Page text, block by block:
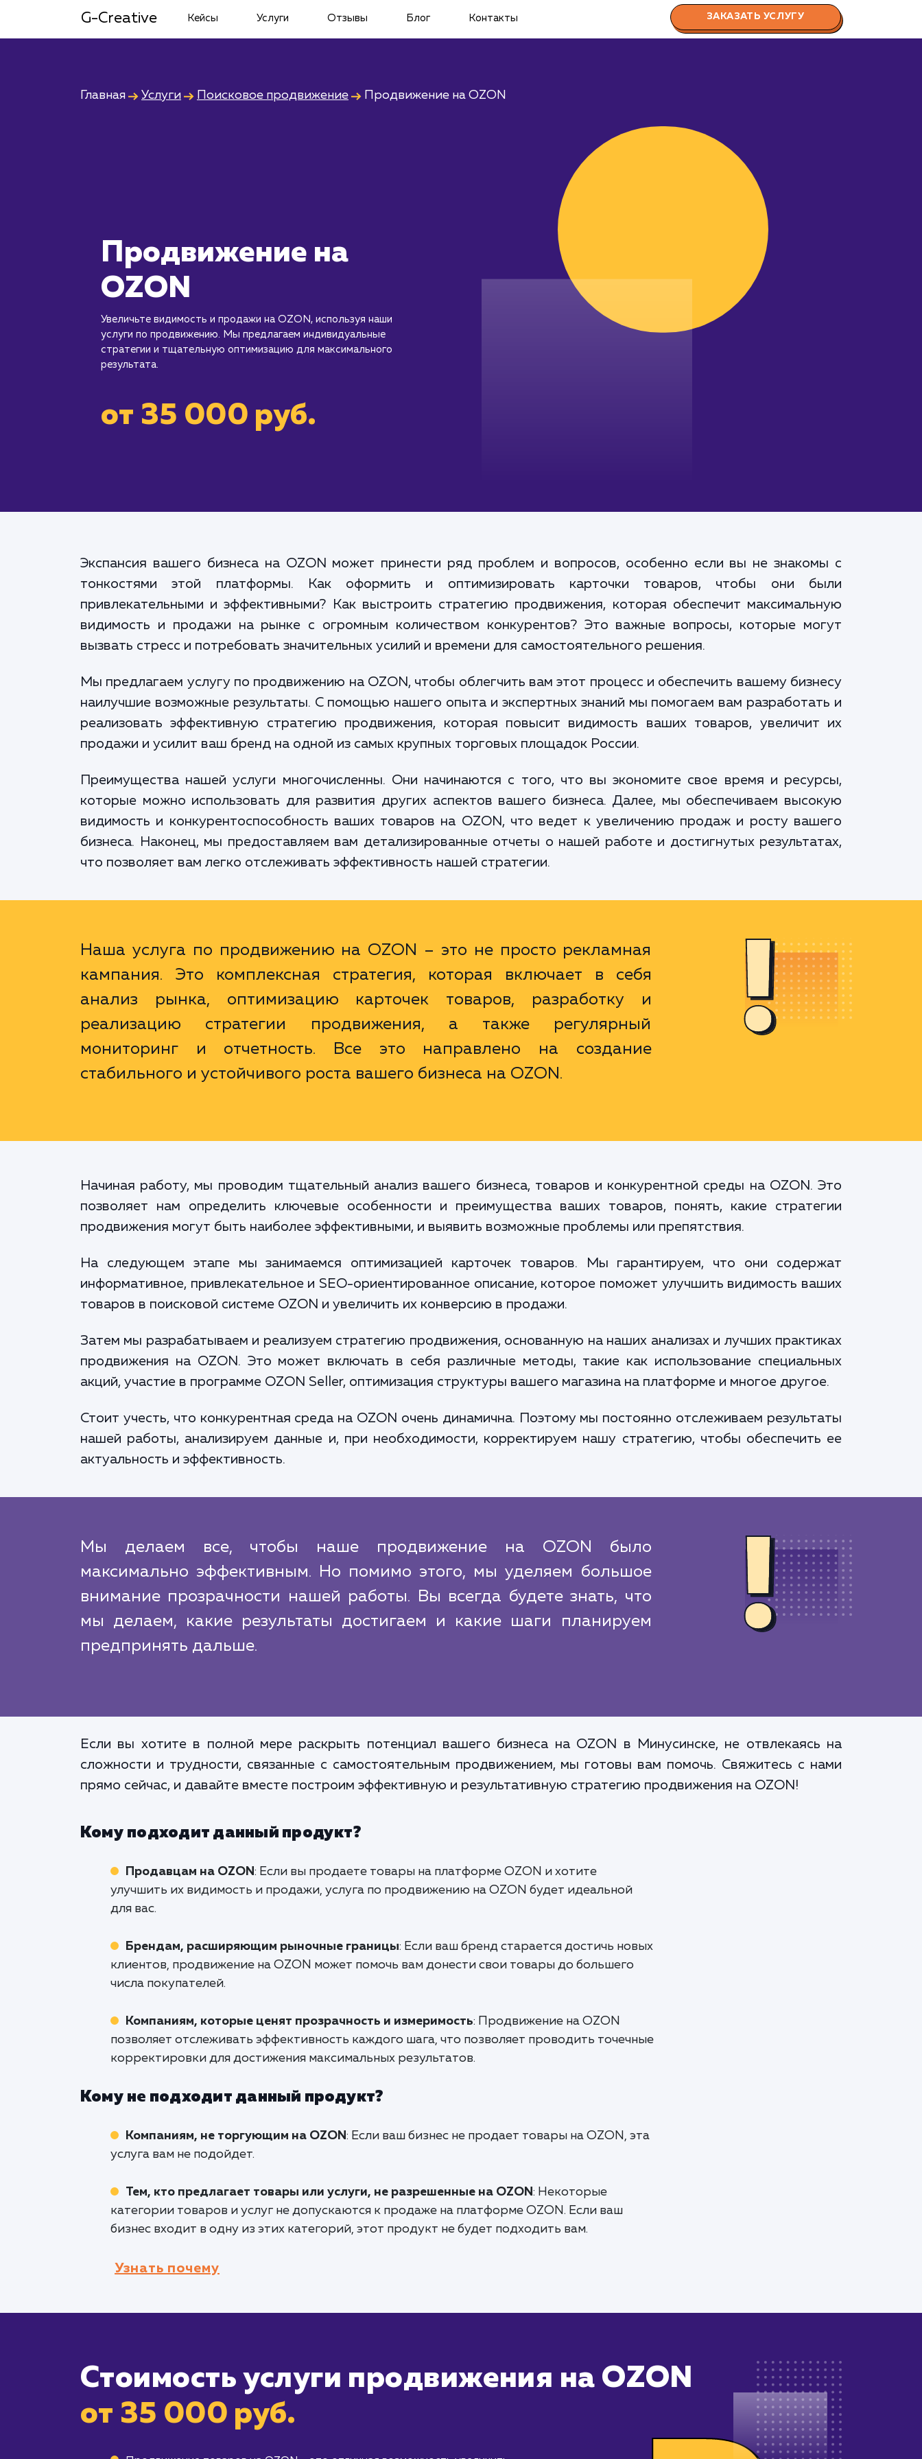
G-Creative Кейсы Услуги Отзывы Блог Контакты ЗАКАЗАТЬ УСЛУГУ
Главная Услуги Поисковое продвижение Продвижение на OZON
Продвижение на
OZON
Увеличьте видимость и продажи на OZON, используя наши
услуги по продвижению. Мы предлагаем индивидуальные
стратегии и тщательную оптимизацию для максимального
результата.
от 35 000 руб.
Экспансия вашего бизнеса на OZON может принести ряд проблем и вопросов, особенно если вы не знакомы с
тонкостями этой платформы. Как оформить и оптимизировать карточки товаров, чтобы они были
привлекательными и эффективными? Как выстроить стратегию продвижения, которая обеспечит максимальную
видимость и продажи на рынке с огромным количеством конкурентов? Это важные вопросы, которые могут
вызвать стресс и потребовать значительных усилий и времени для самостоятельного решения.
Мы предлагаем услугу по продвижению на OZON, чтобы облегчить вам этот процесс и обеспечить вашему бизнесу
наилучшие возможные результаты. С помощью нашего опыта и экспертных знаний мы помогаем вам разработать и
реализовать эффективную стратегию продвижения, которая повысит видимость ваших товаров, увеличит их
продажи и усилит ваш бренд на одной из самых крупных торговых площадок России.
Преимущества нашей услуги многочисленны. Они начинаются с того, что вы экономите свое время и ресурсы,
которые можно использовать для развития других аспектов вашего бизнеса. Далее, мы обеспечиваем высокую
видимость и конкурентоспособность ваших товаров на OZON, что ведет к увеличению продаж и росту вашего
бизнеса. Наконец, мы предоставляем вам детализированные отчеты о нашей работе и достигнутых результатах,
что позволяет вам легко отслеживать эффективность нашей стратегии.
Наша услуга по продвижению на OZON – это не просто рекламная
кампания. Это комплексная стратегия, которая включает в себя
анализ рынка, оптимизацию карточек товаров, разработку и
реализацию стратегии продвижения, а также регулярный
мониторинг и отчетность. Все это направлено на создание
стабильного и устойчивого роста вашего бизнеса на OZON.
Начиная работу, мы проводим тщательный анализ вашего бизнеса, товаров и конкурентной среды на OZON. Это
позволяет нам определить ключевые особенности и преимущества ваших товаров, понять, какие стратегии
продвижения могут быть наиболее эффективными, и выявить возможные проблемы или препятствия.
На следующем этапе мы занимаемся оптимизацией карточек товаров. Мы гарантируем, что они содержат
информативное, привлекательное и SEO-ориентированное описание, которое поможет улучшить видимость ваших
товаров в поисковой системе OZON и увеличить их конверсию в продажи.
Затем мы разрабатываем и реализуем стратегию продвижения, основанную на наших анализах и лучших практиках
продвижения на OZON. Это может включать в себя различные методы, такие как использование специальных
акций, участие в программе OZON Seller, оптимизация структуры вашего магазина на платформе и многое другое.
Стоит учесть, что конкурентная среда на OZON очень динамична. Поэтому мы постоянно отслеживаем результаты
нашей работы, анализируем данные и, при необходимости, корректируем нашу стратегию, чтобы обеспечить ее
актуальность и эффективность.
Мы делаем все, чтобы наше продвижение на OZON было
максимально эффективным. Но помимо этого, мы уделяем большое
внимание прозрачности нашей работы. Вы всегда будете знать, что
мы делаем, какие результаты достигаем и какие шаги планируем
предпринять дальше.
Если вы хотите в полной мере раскрыть потенциал вашего бизнеса на OZON в Минусинске, не отвлекаясь на
сложности и трудности, связанные с самостоятельным продвижением, мы готовы вам помочь. Свяжитесь с нами
прямо сейчас, и давайте вместе построим эффективную и результативную стратегию продвижения на OZON!
Кому подходит данный продукт?
Продавцам на OZON: Если вы продаете товары на платформе OZON и хотите
улучшить их видимость и продажи, услуга по продвижению на OZON будет идеальной
для вас.
Брендам, расширяющим рыночные границы: Если ваш бренд старается достичь новых
клиентов, продвижение на OZON может помочь вам донести свои товары до большего
числа покупателей.
Компаниям, которые ценят прозрачность и измеримость: Продвижение на OZON
позволяет отслеживать эффективность каждого шага, что позволяет проводить точечные
корректировки для достижения максимальных результатов.
Кому не подходит данный продукт?
Компаниям, не торгующим на OZON: Если ваш бизнес не продает товары на OZON, эта
услуга вам не подойдет.
Тем, кто предлагает товары или услуги, не разрешенные на OZON: Некоторые
категории товаров и услуг не допускаются к продаже на платформе OZON. Если ваш
бизнес входит в одну из этих категорий, этот продукт не будет подходить вам.
Узнать почему
Стоимость услуги продвижения на OZON
от 35 000 руб.